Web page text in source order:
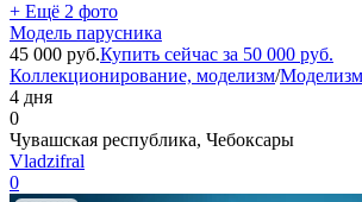
+ Ещё 2 фото
Модель парусника
45 000 руб.Купить сейчас за 50 000 руб.
Коллекционирование, моделизм/Моделизм
4 дня
0
Чувашская республика, Чебоксары
Vladzifral
0